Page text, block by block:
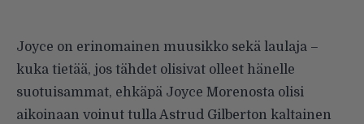
Joyce on erinomainen muusikko sekä laulaja –
kuka tietää, jos tähdet olisivat olleet hänelle
suotuisammat, ehkäpä Joyce Morenosta olisi
aikoinaan voinut tulla Astrud Gilberton kaltainen